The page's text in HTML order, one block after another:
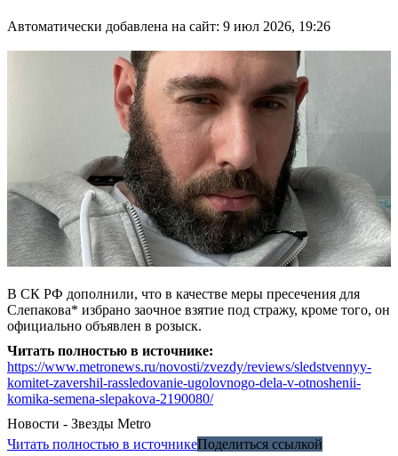
Автоматически добавлена на сайт: 9 июл 2026, 19:26
В СК РФ дополнили, что в качестве меры пресечения для
Слепакова* избрано заочное взятие под стражу, кроме того, он
официально объявлен в розыск.
Читать полностью в источнике:
https://www.metronews.ru/novosti/zvezdy/reviews/sledstvennyy-
komitet-zavershil-rassledovanie-ugolovnogo-dela-v-otnoshenii-
komika-semena-slepakova-2190080/
Новости - Звезды Metro
Читать полностью в источникеПоделиться ссылкой